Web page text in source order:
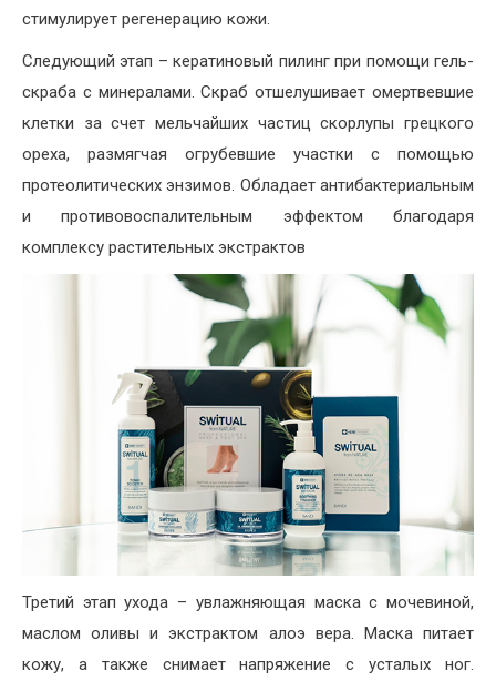
стимулирует регенерацию кожи.
Следующий этап – кератиновый пилинг при помощи гель-
скраба с минералами. Скраб отшелушивает омертвевшие
клетки за счет мельчайших частиц скорлупы грецкого
ореха, размягчая огрубевшие участки с помощью
протеолитических энзимов. Обладает антибактериальным
и противовоспалительным эффектом благодаря
комплексу растительных экстрактов
Третий этап ухода – увлажняющая маска с мочевиной,
маслом оливы и экстрактом алоэ вера. Маска питает
кожу, а также снимает напряжение с усталых ног.